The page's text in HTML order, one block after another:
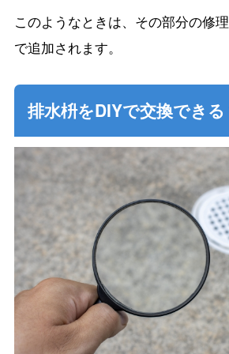
このようなときは、その部分の修
で追加されます。
排水枡をDIYで交換できる